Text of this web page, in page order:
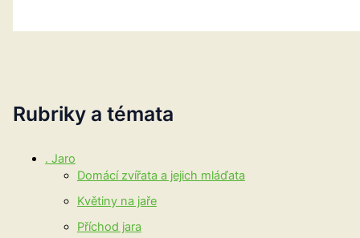
Rubriky a témata
. Jaro
Domácí zvířata a jejich mláďata
Květiny na jaře
Příchod jara